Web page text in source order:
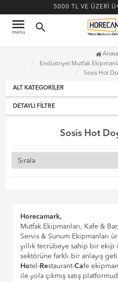
5000 TL VE ÜZERİ
menu
menü search
Endüstriyel Mutfak
Sosis Hot
ALT KATEGORILER
DETAYLI FILTRE
Sosis Hot
Horecamark,
Mutfak Ekipmanları, Kafe &
Servis & Sunum Ekipmanları
yıllık tecrübeye sahip bir ekip
sektörüne farklı bir anlayış
Hotel-Restaurant-Cafe
ile yola çıkmış satış